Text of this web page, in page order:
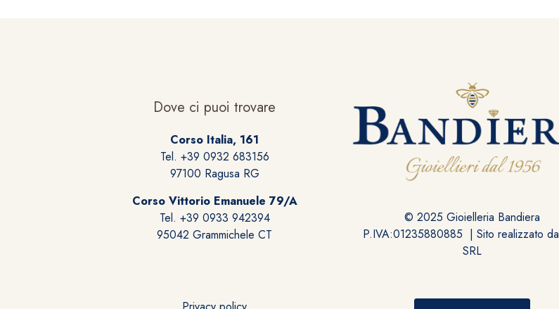
Dove ci puoi trovare
Corso Italia, 161
Tel. +39 0932 683156
97100 Ragusa RG
Corso Vittorio Emanuele 79/A
Tel. +39 0933 942394
95042 Grammichele CT
© 2025 Gioielleria Bandiera
P.IVA:01235880885 | Sito realizzato da
SRL